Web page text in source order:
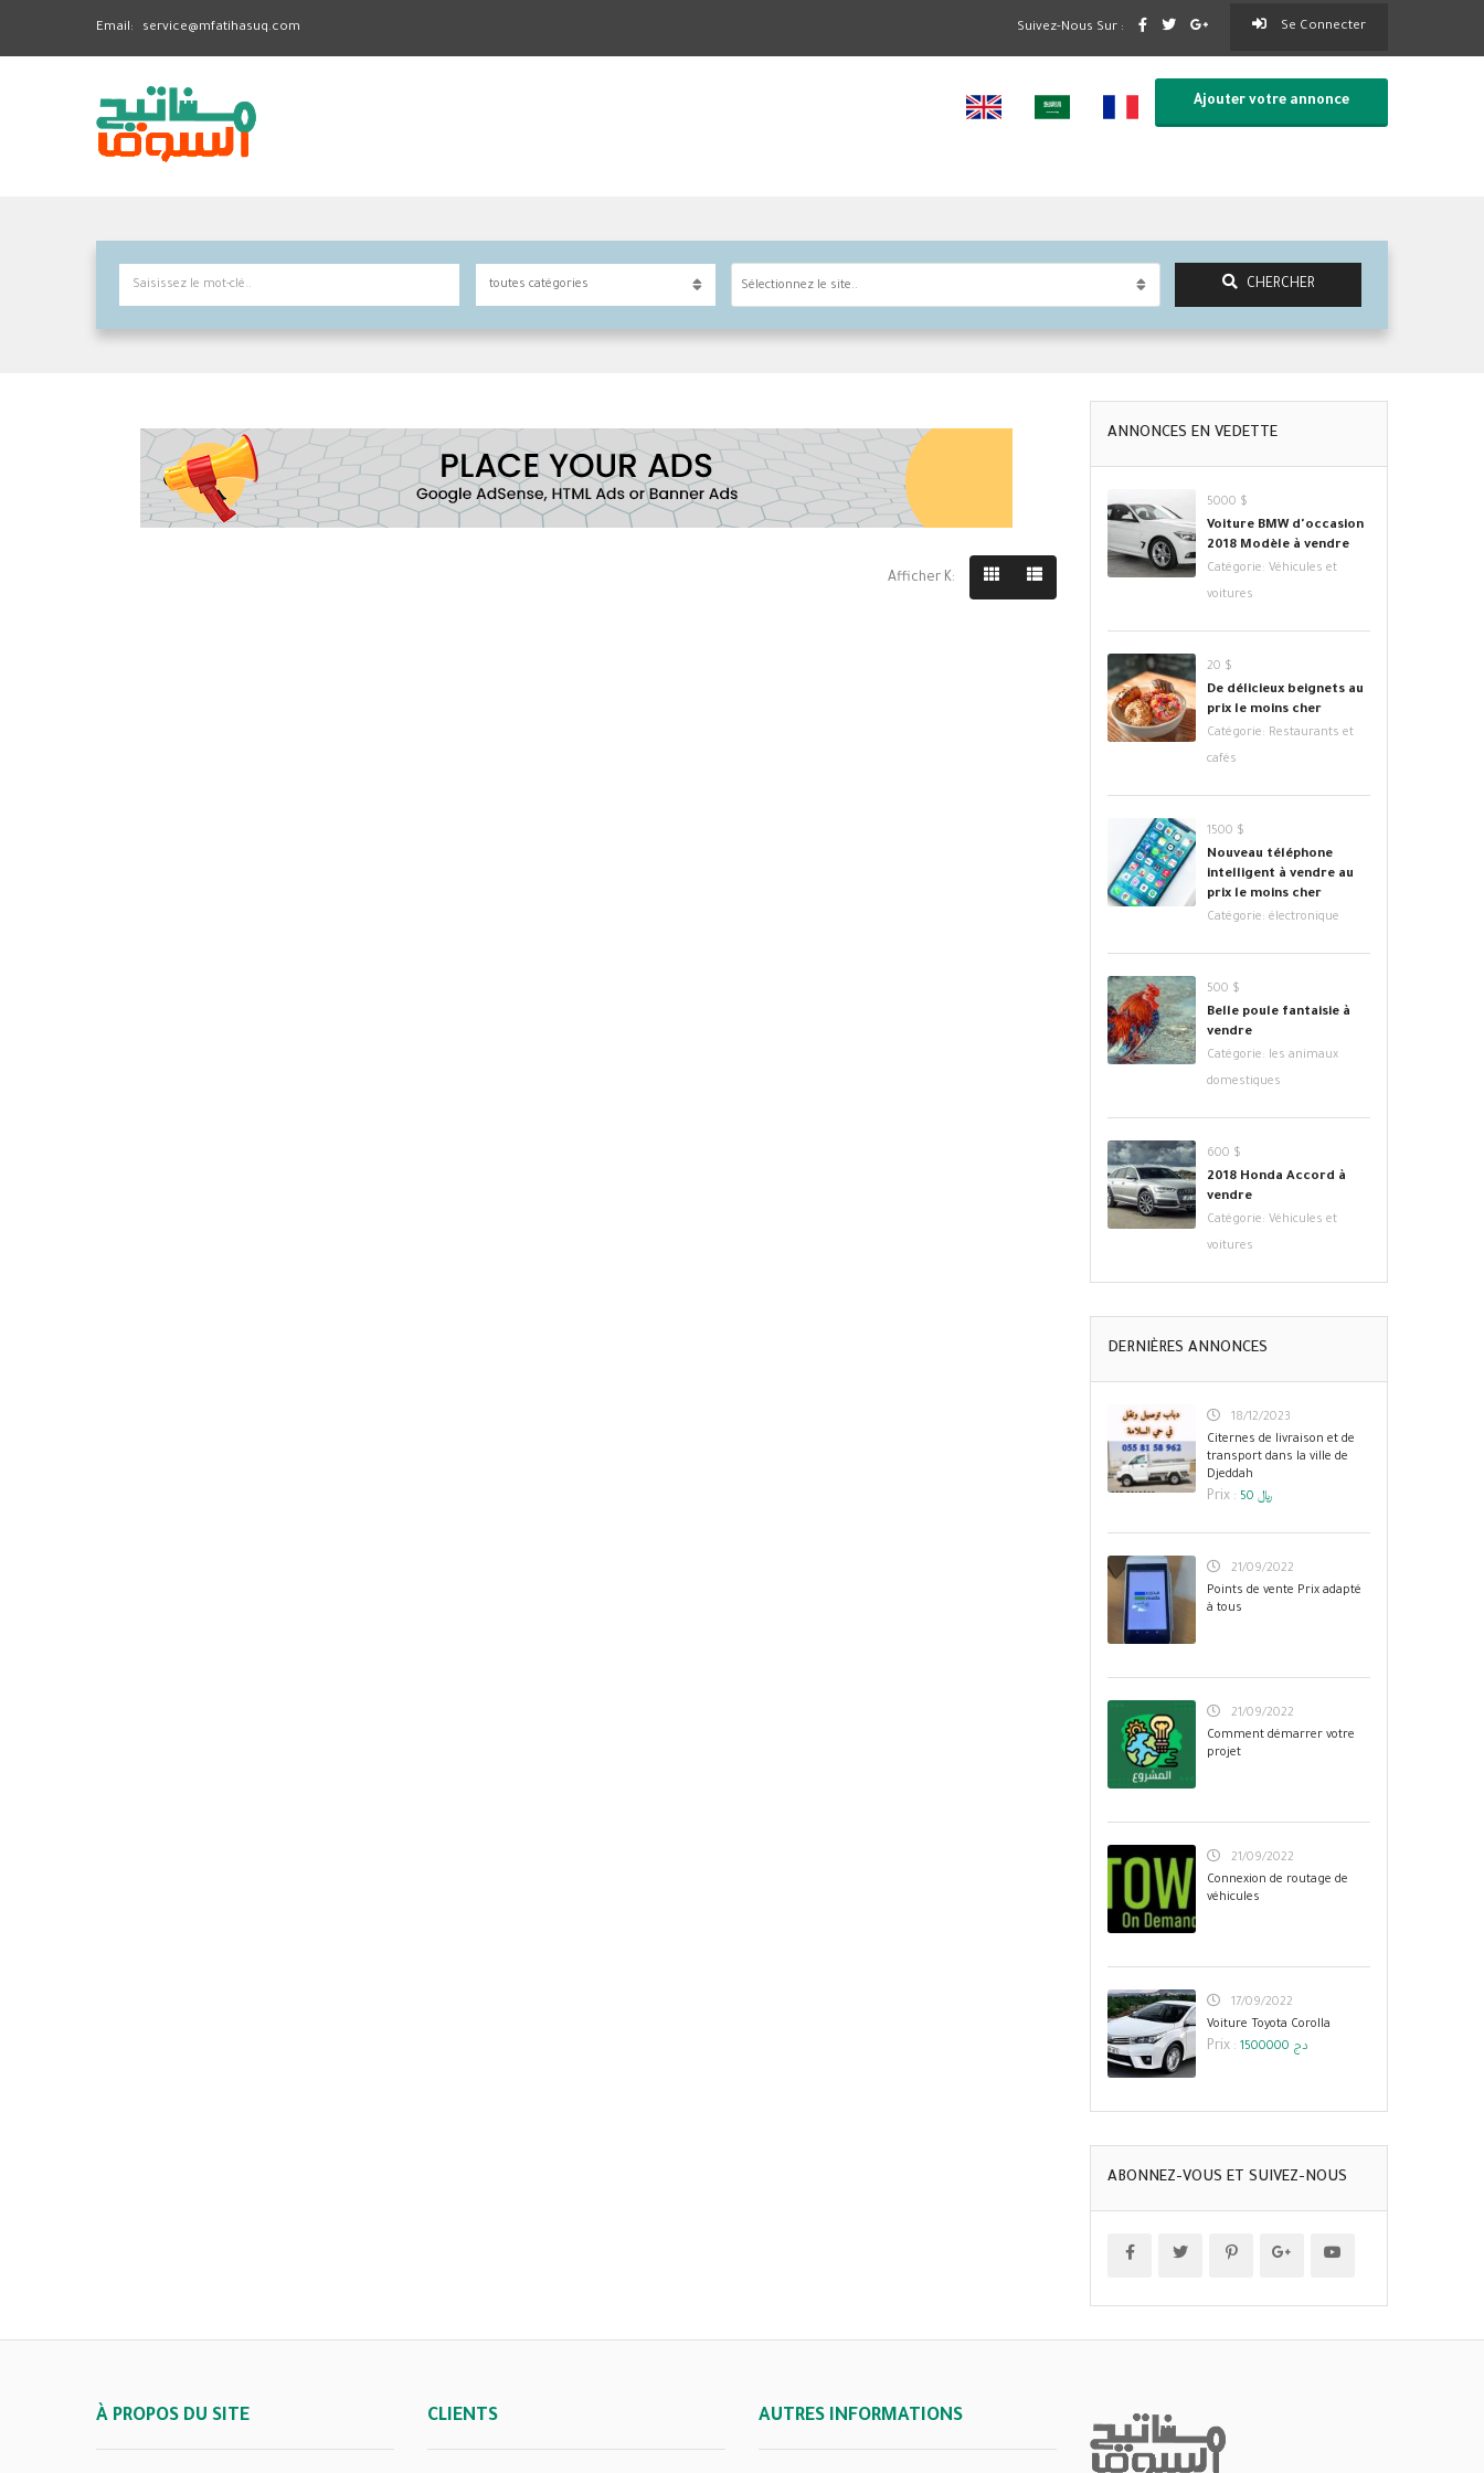
Email: service@mfatihasuq.com Se Connecter
Suivez-Nous Sur :
Ajouter votre annonce
Sélectionnez le site.. CHERCHER
Afficher K:
ANNONCES EN VEDETTE
5000 $
Voiture BMW d'occasion
2018 Modèle à vendre
Catégorie: Véhicules et
voitures
20 $
De délicieux beignets au
prix le moins cher
Catégorie: Restaurants et
cafés
1500 $
Nouveau téléphone
intelligent à vendre au
prix le moins cher
Catégorie: électronique
500 $
Belle poule fantaisie à
vendre
Catégorie: les animaux
domestiques
600 $
2018 Honda Accord à
vendre
Catégorie: Véhicules et
voitures
DERNIÈRES ANNONCES
18/12/2023
Citernes de livraison et de
transport dans la ville de
Djeddah
Prix : 50 ﷼
21/09/2022
Points de vente Prix adapté
à tous
21/09/2022
Comment démarrer votre
projet
21/09/2022
Connexion de routage de
véhicules
17/09/2022
Voiture Toyota Corolla
Prix : 1500000 دج
ABONNEZ-VOUS ET SUIVEZ-NOUS
À PROPOS DU SITE CLIENTS AUTRES INFORMATIONS